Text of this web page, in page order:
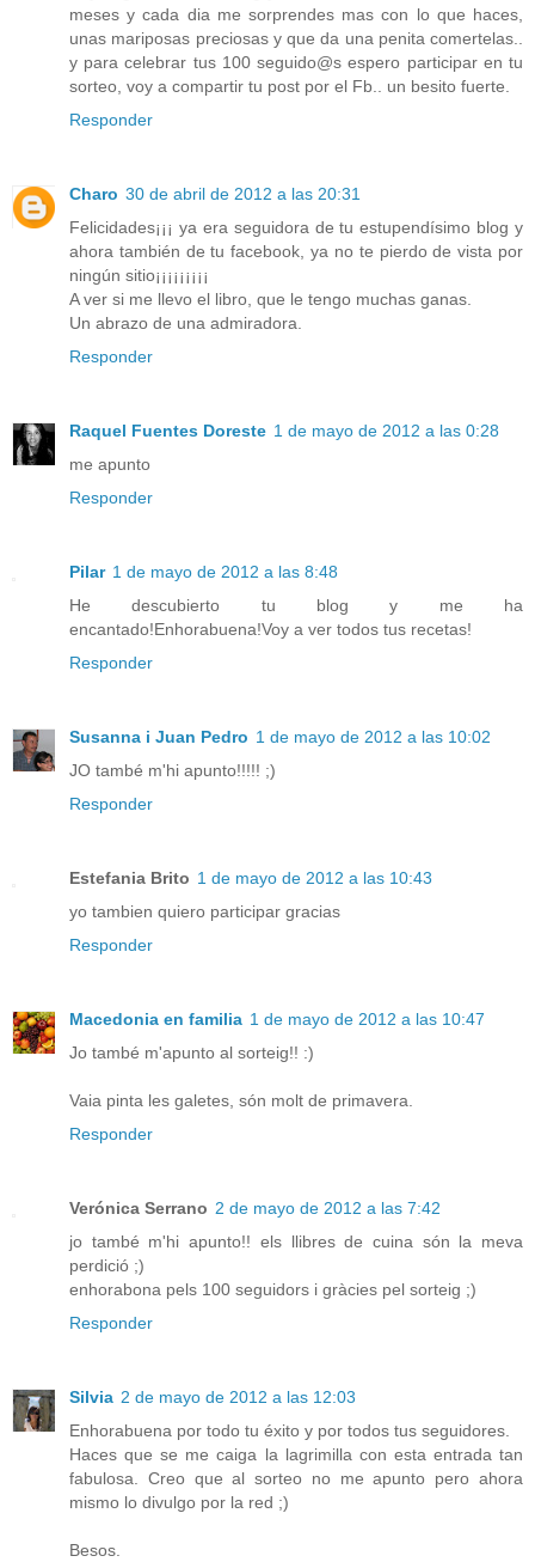
meses y cada dia me sorprendes mas con lo que haces,
unas mariposas preciosas y que da una penita comertelas..
y para celebrar tus 100 seguido@s espero participar en tu
sorteo, voy a compartir tu post por el Fb.. un besito fuerte.
Responder
Charo 30 de abril de 2012 a las 20:31
Felicidades¡¡¡ ya era seguidora de tu estupendísimo blog y
ahora también de tu facebook, ya no te pierdo de vista por
ningún sitio¡¡¡¡¡¡¡¡¡
A ver si me llevo el libro, que le tengo muchas ganas.
Un abrazo de una admiradora.
Responder
Raquel Fuentes Doreste 1 de mayo de 2012 a las 0:28
me apunto
Responder
Pilar 1 de mayo de 2012 a las 8:48
He descubierto tu blog y me ha
encantado!Enhorabuena!Voy a ver todos tus recetas!
Responder
Susanna i Juan Pedro 1 de mayo de 2012 a las 10:02
JO també m'hi apunto!!!!! ;)
Responder
Estefania Brito 1 de mayo de 2012 a las 10:43
yo tambien quiero participar gracias
Responder
Macedonia en familia 1 de mayo de 2012 a las 10:47
Jo també m'apunto al sorteig!! :)
Vaia pinta les galetes, són molt de primavera.
Responder
Verónica Serrano 2 de mayo de 2012 a las 7:42
jo també m'hi apunto!! els llibres de cuina són la meva
perdició ;)
enhorabona pels 100 seguidors i gràcies pel sorteig ;)
Responder
Silvia 2 de mayo de 2012 a las 12:03
Enhorabuena por todo tu éxito y por todos tus seguidores.
Haces que se me caiga la lagrimilla con esta entrada tan
fabulosa. Creo que al sorteo no me apunto pero ahora
mismo lo divulgo por la red ;)
Besos.